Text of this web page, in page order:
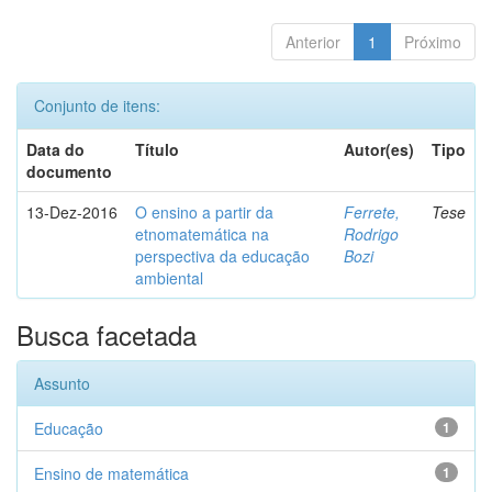
Anterior 1 Próximo
Conjunto de itens:
Data do
documento
Título Autor(es) Tipo
13-Dez-2016
O ensino a partir da
etnomatemática na
perspectiva da educação
ambiental
Ferrete,
Rodrigo
Bozi
Tese
Busca facetada
Assunto
1
Educação
1
Ensino de matemática